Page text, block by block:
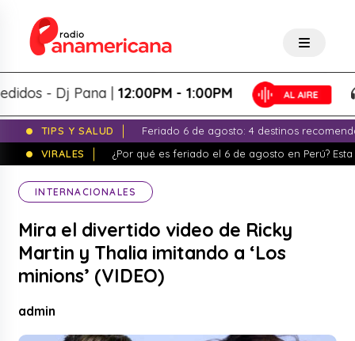
- Dj Pana |12:00PM - 1:00PM
TIPS Y SALUD
Feriado 6 de agosto: 4 destinos
VIRALES
¿Por qué es feriado el 6 de agosto en Perú?
INTERNACIONALES
Mira el divertido video de Ricky
Martin y Thalia imitando a ‘Los
minions’ (VIDEO)
admin